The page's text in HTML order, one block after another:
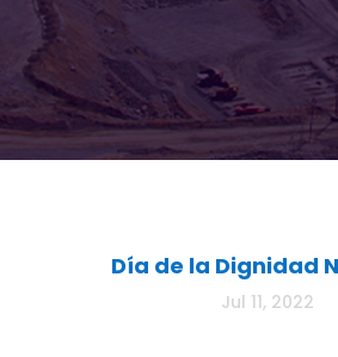
Día de la Dignidad
Jul 11, 2022